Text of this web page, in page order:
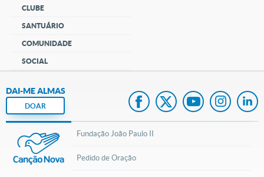
CLUBE
SANTUÁRIO
COMUNIDADE
SOCIAL
DAI-ME ALMAS
DOAR
Fundação João Paulo II
Pedido de Oração